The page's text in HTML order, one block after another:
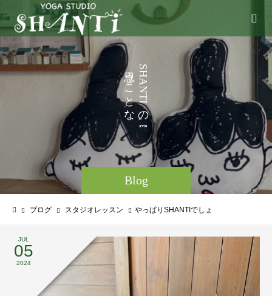
Blog
S
H
A
N
T
I
の
。
う
こ
と
な
ど
い
ろ
ブログ スタジオレッスン やっぱりSHANTIでしょ
JUL
05
2024